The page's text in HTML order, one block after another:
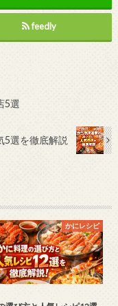
feedly
5選
5選を徹底解説
かにレシピ